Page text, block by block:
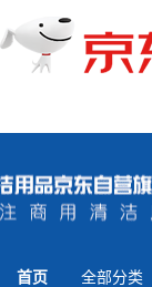
首页 全部分类